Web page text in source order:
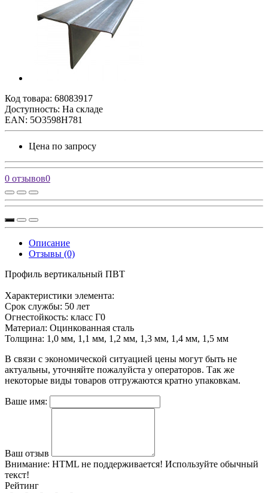
Код товара: 68083917
Доступность: На складе
EAN: 5O3598H781
Цена по запросу
0 отзывов0
Описание
Отзывы (0)
Профиль вертикальный ПВТ
Характеристики элемента:
Срок службы: 50 лет
Огнестойкость: класс Г0
Материал: Оцинкованная сталь
Толщина: 1,0 мм, 1,1 мм, 1,2 мм, 1,3 мм, 1,4 мм, 1,5 мм
В связи с экономической ситуацией цены могут быть не
актуальны, уточняйте пожалуйста у операторов. Так же
некоторые виды товаров отгружаются кратно упаковкам.
Ваше имя:
Ваш отзыв
Внимание: HTML не поддерживается! Используйте обычный
текст!
Рейтинг